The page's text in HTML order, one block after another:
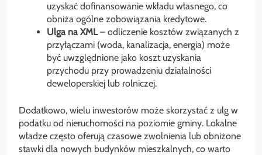
uzyskać dofinansowanie wkładu własnego, co
obniża ogólne zobowiązania kredytowe.
Ulga na XML– odliczenie kosztów związanych z
przyłączami (woda, kanalizacja, energia) może
być uwzględnione jako koszt uzyskania
przychodu przy prowadzeniu działalności
deweloperskiej lub rolniczej.
Dodatkowo, wielu inwestorów może skorzystać z ulg w
podatku od nieruchomości na poziomie gminy. Lokalne
władze często oferują czasowe zwolnienia lub obniżone
stawki dla nowych budynków mieszkalnych, co warto